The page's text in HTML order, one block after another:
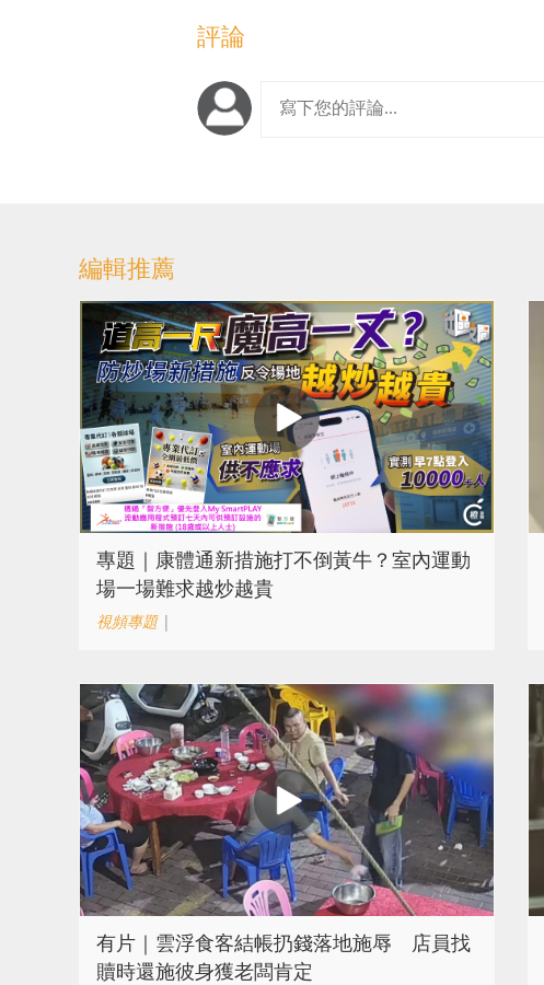
評論
編輯推薦
專題｜康體通新措施打不倒黃牛？室內運動
場一場難求越炒越貴
視頻專題|
​有片｜雲浮食客結帳扔錢落地施辱 店員找
贖時還施彼身獲老闆肯定